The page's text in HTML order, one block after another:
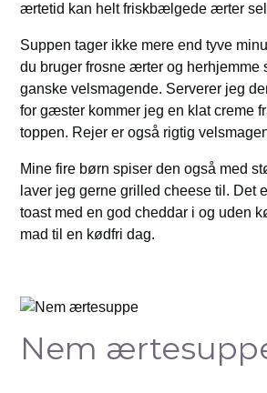
ærtetid kan helt friskbælgede ærter
Suppen tager ikke mere end tyve
du bruger frosne ærter og herhjemme
ganske velsmagende. Serverer jeg
for gæster kommer jeg en klat creme
toppen. Rejer er også rigtig
Mine fire børn spiser den også med
laver jeg gerne grilled cheese til. Det
toast med en god cheddar i og uden
mad til en kødfri dag.
Nem